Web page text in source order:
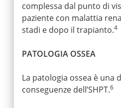
complessa dal punto di
paziente con malattia
stadi e dopo il trapianto.4
PATOLOGIA OSSEA
La patologia ossea è una
conseguenze dell’SHPT.6